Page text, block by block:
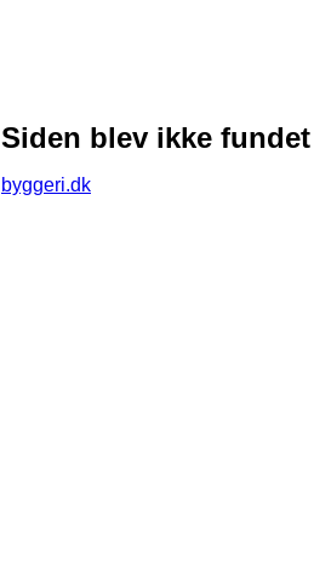
Siden blev ikke fundet
byggeri.dk